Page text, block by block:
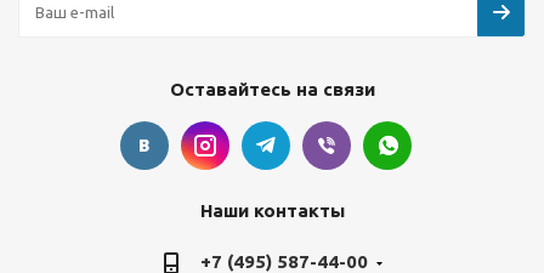
Оставайтесь на связи
Наши контакты
+7 (495) 587-44-00